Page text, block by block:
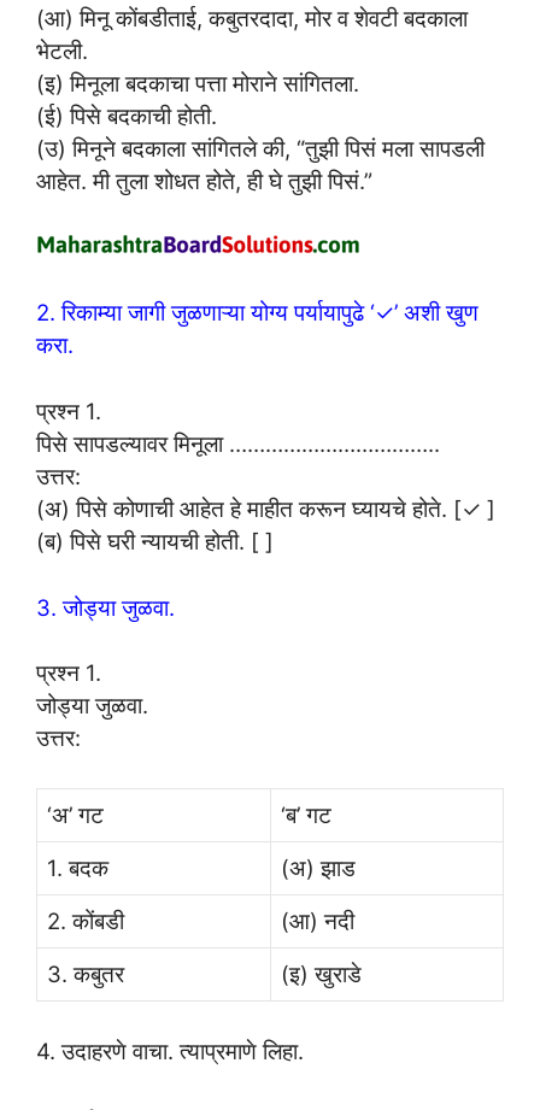
(आ) मिनू कोंबडीताई, कबुतरदादा, मोर व शेवटी बदकाला
भेटली.
(इ) मिनूला बदकाचा पत्ता मोराने सांगितला.
(ई) पिसे बदकाची होती.
(उ) मिनूने बदकाला सांगितले की, “तुझी पिसं मला सापडली
आहेत. मी तुला शोधत होते, ही घे तुझी पिसं.”
2. रिकाम्या जागी जुळणाऱ्या योग्य पर्यायापुढे ‘✓’ अशी खुण
करा.
प्रश्न 1.
पिसे सापडल्यावर मिनूला ……………………………..
उत्तर:
(अ) पिसे कोणाची आहेत हे माहीत करून घ्यायचे होते. [✓ ]
(ब) पिसे घरी न्यायची होती. [ ]
3. जोड्या जुळवा.
प्रश्न 1.
जोड्या जुळवा.
उत्तर:
‘अ’ गट
‘ब’ गट
1. बदक
(अ) झाड
2. कोंबडी
(आ) नदी
3. कबुतर
(इ) खुराडे
4. उदाहरणे वाचा. त्याप्रमाणे लिहा.